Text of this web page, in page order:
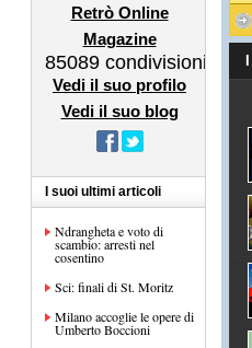
Retrò Online
Magazine
85089 condivisioni
Vedi il suo profilo
Vedi il suo blog
I suoi ultimi articoli
Ndrangheta e voto di
scambio: arresti nel
cosentino
Sci: finali di St. Moritz
Milano accoglie le opere di
Umberto Boccioni